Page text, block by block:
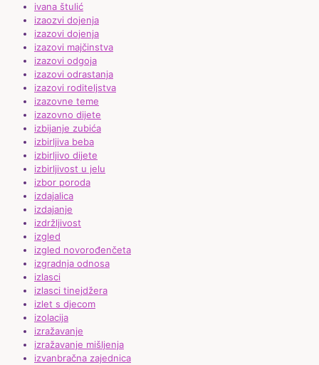
ivana štulić
izaozvi dojenja
izazovi dojenja
izazovi majčinstva
izazovi odgoja
izazovi odrastanja
izazovi roditeljstva
izazovne teme
izazovno dijete
izbijanje zubića
izbirljiva beba
izbirljivo dijete
izbirljivost u jelu
izbor poroda
izdajalica
izdajanje
izdržljivost
izgled
izgled novorođenčeta
izgradnja odnosa
izlasci
izlasci tinejdžera
izlet s djecom
izolacija
izražavanje
izražavanje mišljenja
izvanbračna zajednica